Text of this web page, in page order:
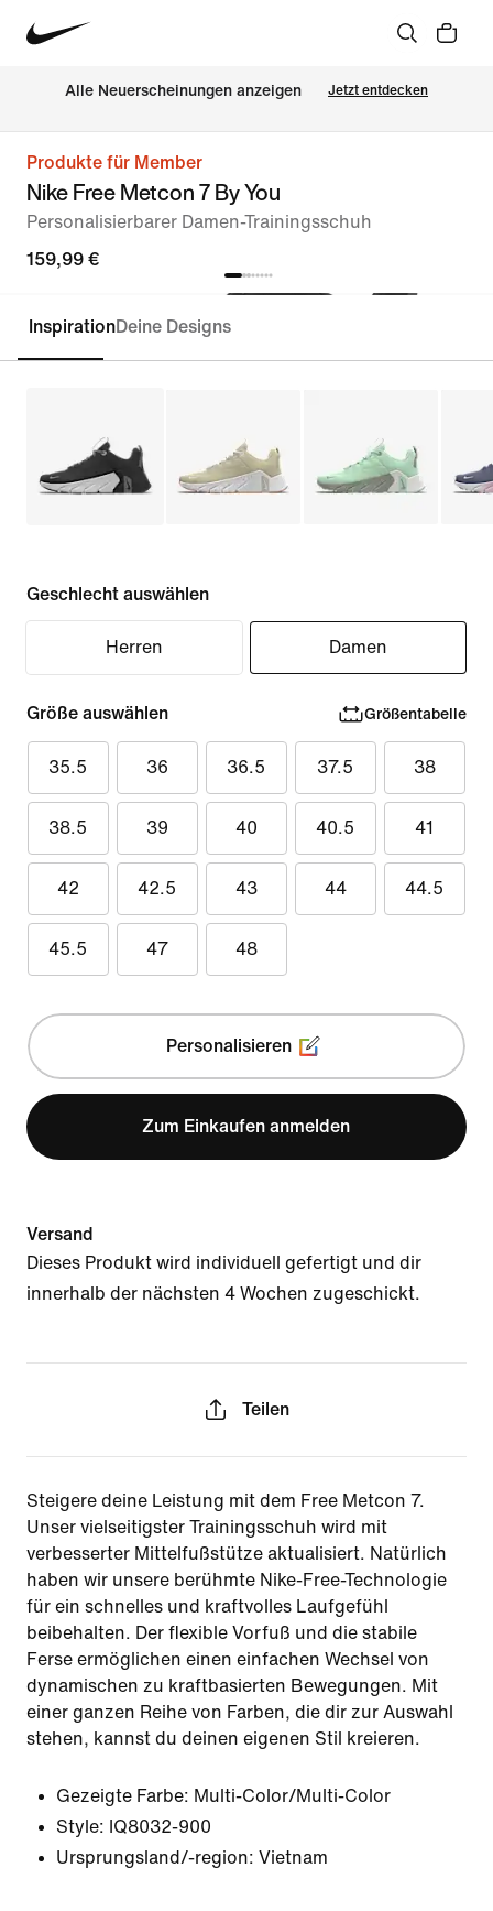
Alle Neuerscheinungen anzeigen Jetzt entdecken
Produkte für Member
Nike Free Metcon 7 By You
Personalisierbarer Damen-Trainingsschuh
159,99 €
Personalisieren
InspirationDeine Designs
Geschlecht auswählen
Herren Damen
Größe auswählen Größentabelle
35.5 36 36.5 37.5 38
38.5 39 40 40.5 41
42 42.5 43 44 44.5
45.5 47 48
Personalisieren
Zum Einkaufen anmelden
Versand
Dieses Produkt wird individuell gefertigt und dir
innerhalb der nächsten 4 Wochen zugeschickt.
Teilen
Steigere deine Leistung mit dem Free Metcon 7.
Unser vielseitigster Trainingsschuh wird mit
verbesserter Mittelfußstütze aktualisiert. Natürlich
haben wir unsere berühmte Nike-Free-Technologie
für ein schnelles und kraftvolles Laufgefühl
beibehalten. Der flexible Vorfuß und die stabile
Ferse ermöglichen einen einfachen Wechsel von
dynamischen zu kraftbasierten Bewegungen. Mit
einer ganzen Reihe von Farben, die dir zur Auswahl
stehen, kannst du deinen eigenen Stil kreieren.
Gezeigte Farbe: Multi-Color/Multi-Color
Style: IQ8032-900
Ursprungsland/-region: Vietnam